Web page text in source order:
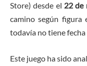
Store) desde el 22 de
camino según figura
todavía no tiene
Este juego ha sido